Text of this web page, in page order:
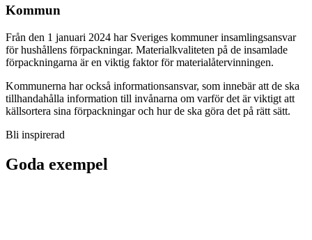
Kommun
Från den 1 januari 2024 har Sveriges kommuner insamlingsansvar
för hushållens förpackningar. Materialkvaliteten på de insamlade
förpackningarna är en viktig faktor för materialåtervinningen.
Kommunerna har också informationsansvar, som innebär att de ska
tillhandahålla information till invånarna om varför det är viktigt att
källsortera sina förpackningar och hur de ska göra det på rätt sätt.
Bli inspirerad
Goda exempel